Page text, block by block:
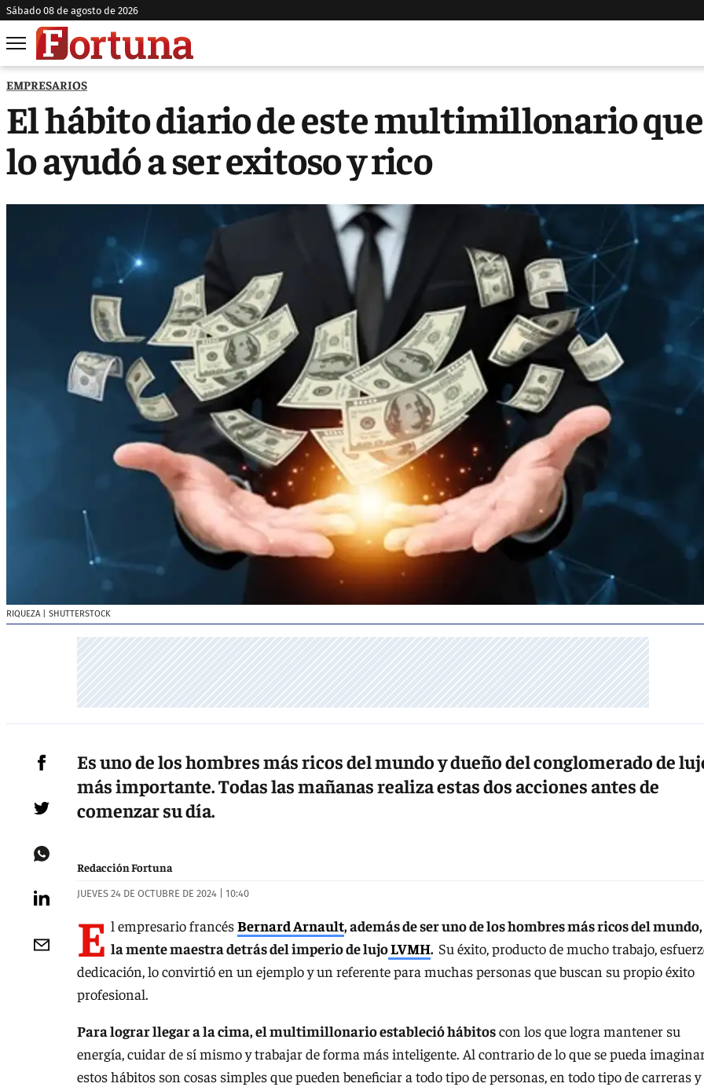
sábado 08 de agosto de 2026
EMPRESARIOS
El hábito diario de este multimillonario que
lo ayudó a ser exitoso y rico
RIQUEZA| SHUTTERSTOCK
Es uno de los hombres más ricos del mundo y dueño del conglomerado de
más importante. Todas las mañanas realiza estas dos acciones antes de
comenzar su día.
Redacción Fortuna
JUEVES 24 DE OCTUBRE DE 2024 | 10:40
E l empresario francésBernard Arnault, además de ser uno de los hombres más ricos del mundo,
la mente maestra detrás del imperio de lujoLVMH. Su éxito, producto de mucho trabajo,
dedicación, lo convirtió en un ejemplo y un referente para muchas personas que buscan su propio éxito
profesional.
Para lograr llegar a la cima, el multimillonario estableció hábitoscon los que logra mantener su
energía, cuidar de sí mismo y trabajar de forma más inteligente. Al contrario de lo que se pueda
estos hábitos son cosas simples que pueden beneficiar a todo tipo de personas, en todo tipo de carreras y